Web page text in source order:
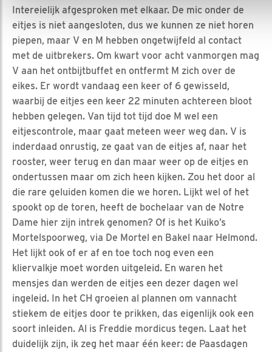
Intereielijk afgesproken met elkaar. De mic onder de
eitjes is niet aangesloten, dus we kunnen ze niet horen
piepen, maar V en M hebben ongetwijfeld al contact
met de uitbrekers. Om kwart voor acht vanmorgen mag
V aan het ontbijtbuffet en ontfermt M zich over de
eikes. Er wordt vandaag een keer of 6 gewisseld,
waarbij de eitjes een keer 22 minuten achtereen bloot
hebben gelegen. Van tijd tot tijd doe M wel een
eitjescontrole, maar gaat meteen weer weg dan. V is
inderdaad onrustig, ze gaat van de eitjes af, naar het
rooster, weer terug en dan maar weer op de eitjes en
ondertussen maar om zich heen kijken. Zou het door al
die rare geluiden komen die we horen. Lijkt wel of het
spookt op de toren, heeft de bochelaar van de Notre
Dame hier zijn intrek genomen? Of is het Kuiko’s
Mortelspoorweg, via De Mortel en Bakel naar Helmond.
Het lijkt ook of er af en toe toch nog even een
kliervalkje moet worden uitgeleid. En waren het
mensjes dan werden de eitjes een dezer dagen wel
ingeleid. In het CH groeien al plannen om vannacht
stiekem de eitjes door te prikken, das eigenlijk ook een
soort inleiden. Al is Freddie mordicus tegen. Laat het
duidelijk zijn, ik zeg het maar één keer: de Paasdagen